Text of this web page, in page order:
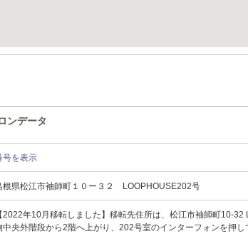
ンデータ
号を表示
根県松江市袖師町１０ー３２ LOOPHOUSE202号
【2022年10月移転しました】移転先住所は、松江市袖師町10-
中央外階段から2階へ上がり、202号室のインターフォンを押し